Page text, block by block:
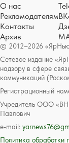
© 2012–2026
Сетевое издание
надзору в сфере
коммуникаций
Регистрационный
Учредитель ООО
Павлович
e-mail:
Политика обработки
О нас
Рекламодателям
Контакты
Архив